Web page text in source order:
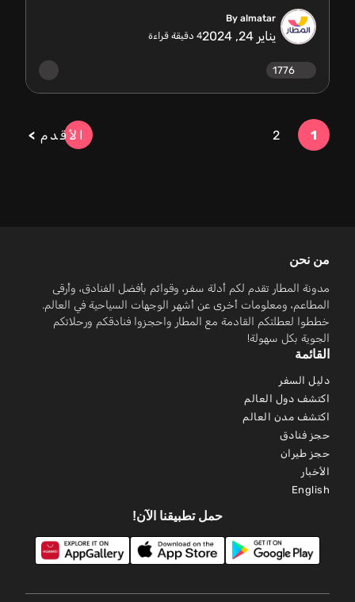
By almatar
يناير 24, 2024 4 دقيقة قراءة
1776
1
2 الأقدم
من نحن
مدونة المطار تقدم لكم أدلة سفر، وقوائم بأفضل الفنادق، وأرقى
المطاعم، ومعلومات أخرى عن أشهر الوجهات السياحية في العالم.
خططوا لعطلتكم القادمة مع المطار واحجزوا فنادقكم ورحلاتكم
الجوية بكل سهولة!
القائمة
دليل السفر
اكتشف دول العالم
اكتشف مدن العالم
حجز فنادق
حجز طيران
الأخبار
English
حمل تطبيقنا الآن!